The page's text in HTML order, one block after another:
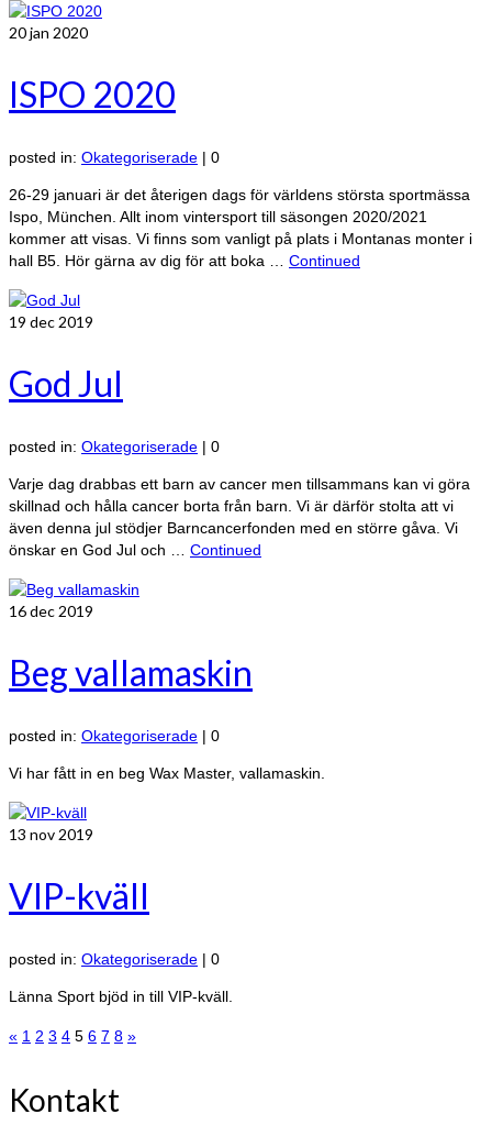
20jan 2020
ISPO 2020
posted in: Okategoriserade | 0
26-29 januari är det återigen dags för världens största sportmässa
Ispo, München. Allt inom vintersport till säsongen 2020/2021
kommer att visas. Vi finns som vanligt på plats i Montanas monter i
hall B5. Hör gärna av dig för att boka … Continued
19 dec 2019
God Jul
posted in: Okategoriserade | 0
Varje dag drabbas ett barn av cancer men tillsammans kan vi göra
skillnad och hålla cancer borta från barn. Vi är därför stolta att vi
även denna jul stödjer Barncancerfonden med en större gåva. Vi
önskar en God Jul och … Continued
16dec 2019
Beg vallamaskin
posted in: Okategoriserade | 0
Vi har fått in en beg Wax Master, vallamaskin.
13 nov 2019
VIP-kväll
posted in: Okategoriserade | 0
Länna Sport bjöd in till VIP-kväll.
Inläggsnavigering
« 1 2 3 4 5 6 7 8 »
Kontakt